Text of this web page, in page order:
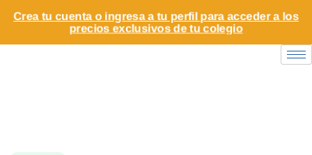
Crea tu cuenta o ingresa a tu perfil para acceder a los
precios exclusivos de tu colegio